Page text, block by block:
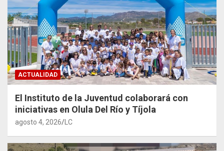
ACTUALIDAD
El Instituto de la Juventud colaborará con
iniciativas en Olula Del Río y Tíjola
agosto 4, 2026 LC